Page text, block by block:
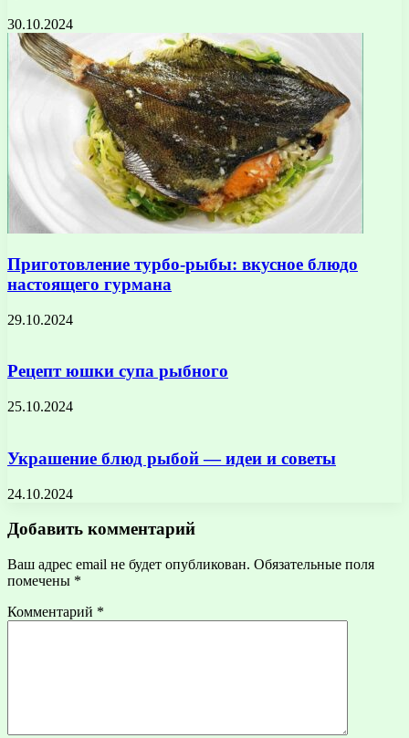
30.10.2024
Приготовление турбо-рыбы: вкусное блюдо
настоящего гурмана
29.10.2024
Рецепт юшки супа рыбного
25.10.2024
Украшение блюд рыбой — идеи и советы
24.10.2024
Добавить комментарий
Ваш адрес email не будет опубликован. Обязательные поля
помечены *
Комментарий *